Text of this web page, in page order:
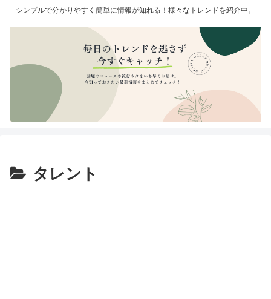
シンプルで分かりやすく簡単に情報が知れる！様々なトレンドを紹介中。
タレント